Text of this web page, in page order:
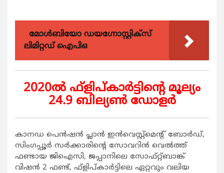
മോൾബിയോ ഡയഗ്നോസ്റ്റിക്സ്
ലിമിറ്റഡ് ഐപിഒ
2020ല്‍ ഫ്ളിപ്കാര്‍ട്ടിന്‍റെ മൂല്യം
24.9 ബില്യണ്‍ ഡോളര്‍
കാനഡ പെന്‍ഷന്‍ പ്ലാന്‍ ഇന്‍വെസ്റ്റ്മെന്‍റ് ബോര്‍ഡ്,
സിംഗപ്പൂര്‍ സര്‍ക്കാരിന്‍റെ സോവറിന്‍ വെല്‍ത്ത്
ഫണ്ടായ ജിഐസി, ജപ്പാനിലെ സോഫ്റ്റ്ബാങ്ക്
വിഷന്‍ 2 ഫണ്ട്, ഫ്ളിപ്കാര്‍ട്ടിലെ ഏറ്റവും വലിയ